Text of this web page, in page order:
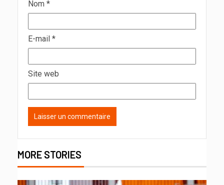
Nom *
E-mail *
Site web
MORE STORIES